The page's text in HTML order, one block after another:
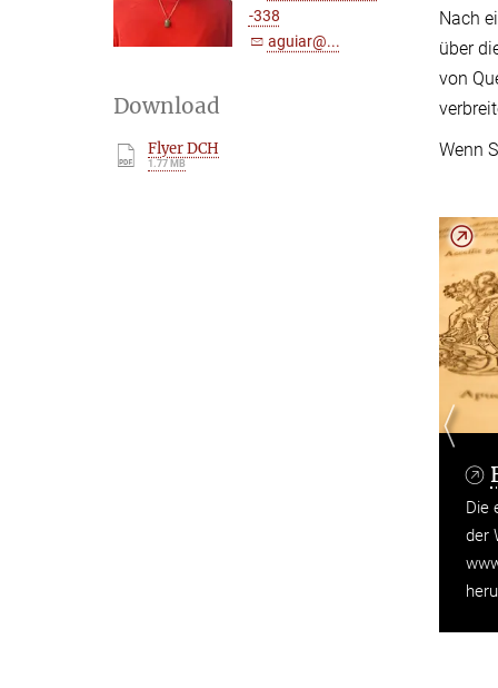
Nach
über
von
Wenn
-338
aguiar@...
Download
Flyer DCH
1.77 MB